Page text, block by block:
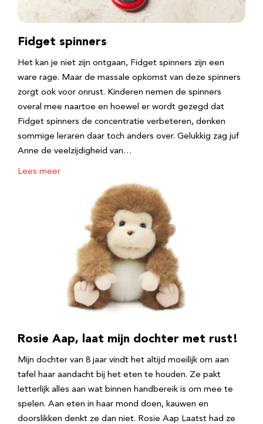
Fidget spinners
Het kan je niet zijn ontgaan, Fidget spinners zijn een
ware rage. Maar de massale opkomst van deze spinners
zorgt ook voor onrust. Kinderen nemen de spinners
overal mee naartoe en hoewel er wordt gezegd dat
Fidget spinners de concentratie verbeteren, denken
sommige leraren daar toch anders over. Gelukkig zag juf
Anne de veelzijdigheid van…
Lees meer
Rosie Aap, laat mijn dochter met rust!
Mijn dochter van 8 jaar vindt het altijd moeilijk om aan
tafel haar aandacht bij het eten te houden. Ze pakt
letterlijk alles aan wat binnen handbereik is om mee te
spelen. Aan eten in haar mond doen, kauwen en
doorslikken denkt ze dan niet. Rosie Aap Laatst had ze